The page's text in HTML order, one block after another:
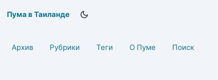
Пума в Таиланде
Архив Рубрики Теги О Пуме Поиск